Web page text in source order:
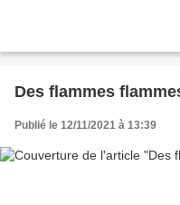
Des flammes
Publié le 12/11/2021 à 13:39